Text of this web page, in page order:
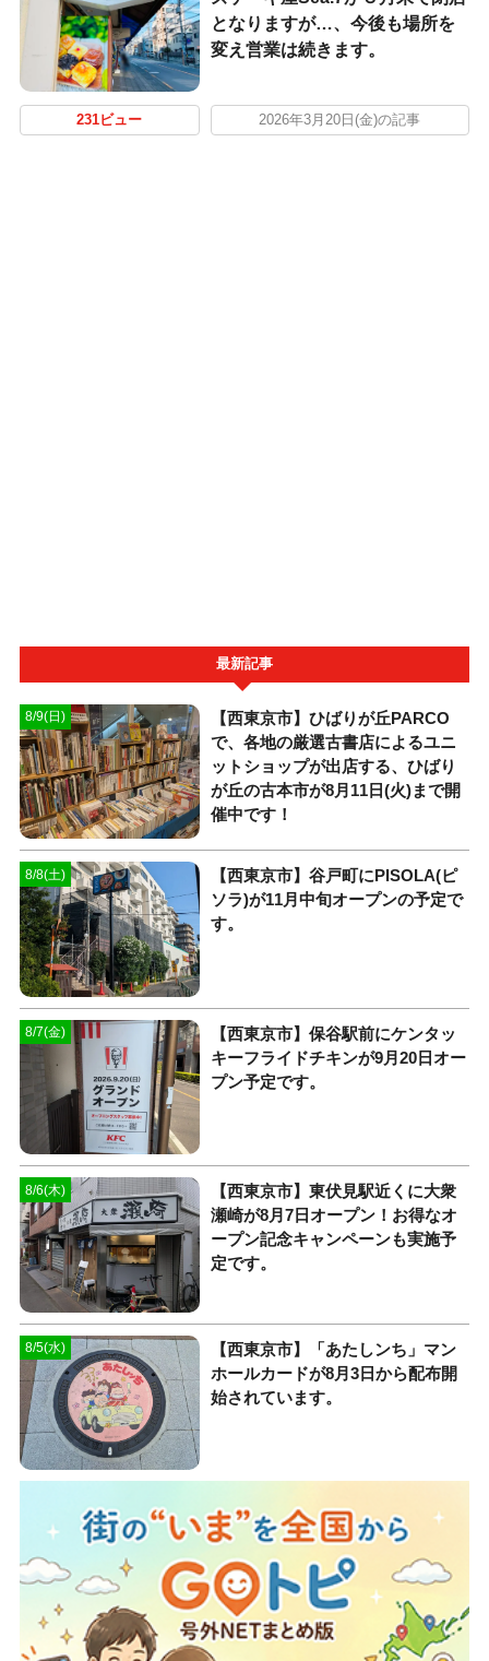
となりますが…、今後も場所を
変え営業は続きます。
231ビュー 2026年3月20日(金)の記事
最新記事
8/9(日)
【西東京市】ひばりが丘PARCO
で、各地の厳選古書店によるユニ
ットショップが出店する、ひばり
が丘の古本市が8月11日(火)まで開
催中です！
8/8(土)
【西東京市】谷戸町にPISOLA(ピ
ソラ)が11月中旬オープンの予定で
す。
8/7(金)
【西東京市】保谷駅前にケンタッ
キーフライドチキンが9月20日オー
プン予定です。
8/6(木)
【西東京市】東伏見駅近くに大衆
瀬崎が8月7日オープン！お得なオ
ープン記念キャンペーンも実施予
定です。
8/5(水)
【西東京市】「あたしンち」マン
ホールカードが8月3日から配布開
始されています。